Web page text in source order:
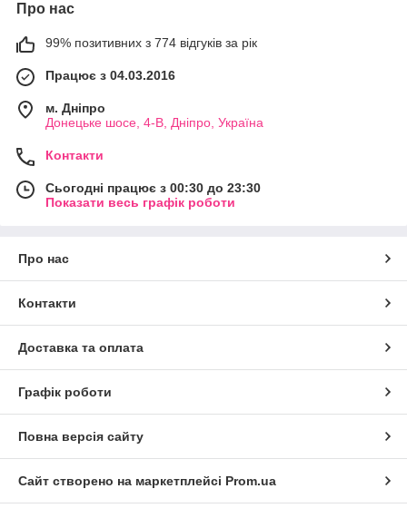
Про нас
99% позитивних з 774 відгуків за рік
Працює з 04.03.2016
м. Дніпро
Донецьке шосе, 4-В, Дніпро, Україна
Контакти
Сьогодні працює з 00:30 до 23:30
Показати весь графік роботи
Про нас
Контакти
Доставка та оплата
Графік роботи
Повна версія сайту
Сайт створено на маркетплейсі Prom.ua